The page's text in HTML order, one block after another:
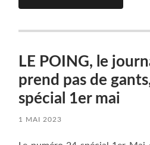
LE POING, le
prend pas de
spécial 1er mai
1 MAI 2023